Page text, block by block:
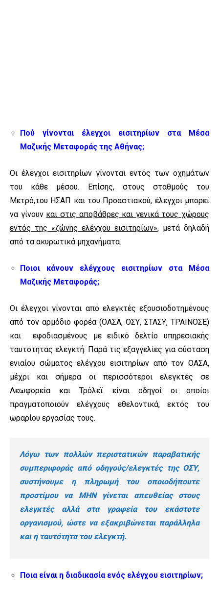
Πού γίνονται έλεγχοι εισιτηρίων στα Μέσα
Μαζικής Μεταφοράς της Αθήνας;
Οι έλεγχοι εισιτηρίων γίνονται εντός των οχημάτων
του κάθε μέσου. Επίσης, στους σταθμούς του
Μετρό,του ΗΣΑΠ και του Προαστιακού, έλεγχοι μπορεί
να γίνουν και στις αποβάθρες και γενικά τους χώρους
εντός της «ζώνης ελέγχου εισιτηρίων», μετά δηλαδή
από τα ακυρωτικά μηχανήματα.
Ποιοι κάνουν ελέγχους εισιτηρίων στα Μέσα
Μαζικής Μεταφοράς;
Οι έλεγχοι γίνονται από ελεγκτές εξουσιοδοτημένους
από τον αρμόδιο φορέα (ΟΑΣΑ, ΟΣΥ, ΣΤΑΣΥ, ΤΡΑΙΝΟΣΕ)
και εφοδιασμένους με ειδικό δελτίο υπηρεσιακής
ταυτότητας ελεγκτή. Παρά τις εξαγγελίες για σύσταση
ενιαίου σώματος ελέγχου εισιτηρίων από τον ΟΑΣΑ,
μέχρι και σήμερα οι περισσότεροι ελεγκτές σε
Λεωφορεία και Τρόλεϊ είναι οδηγοί οι οποίοι
πραγματοποιούν ελέγχους εθελοντικά, εκτός του
ωραρίου εργασίας τους.
Λόγω των πολλών περιστατικών παραβατικής
συμπεριφοράςαπό οδηγούς/ελεγκτές της ΟΣΥ,
συστήνουμε η πληρωμή του οποιοδήπουτε
προστίμου να ΜΗΝ γίνεται απευθείας στους
ελεγκτές αλλά στα γραφεία του εκάστοτε
οργανισμού, ώστε να εξακριβώνεται παράλληλα
και η ταυτότητα του ελεγκτή.
Ποια είναι η διαδικασία ενός ελέγχου εισιτηρίων;